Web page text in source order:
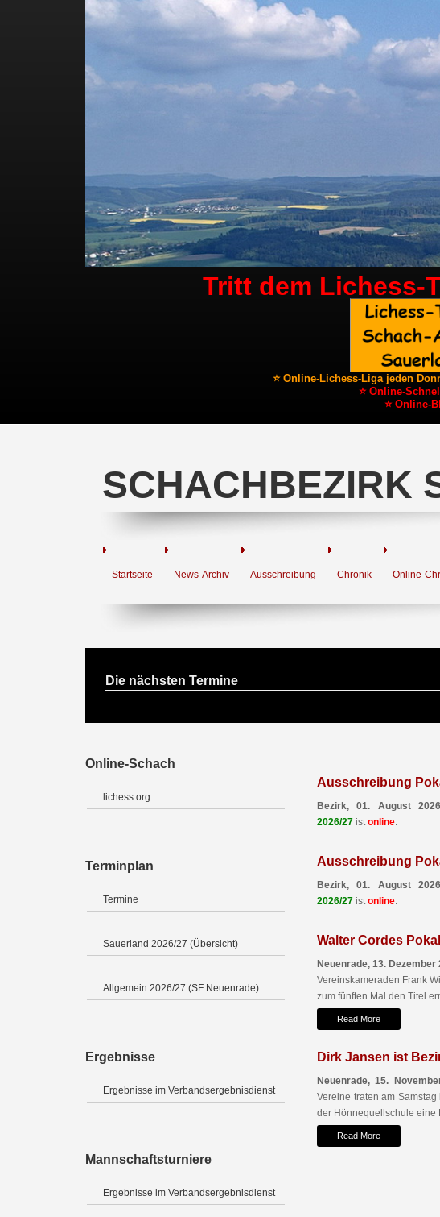
Tritt dem Lichess-
⭐ Online-Lichess-Liga jeden
⭐ Online-
⭐ Online-
SCHACHBEZIRK
Startseite News-Archiv Ausschreibung Chronik Online-
Die nächsten Termine
Online-Schach
lichess.org
Terminplan
Termine
Sauerland 2026/27 (Übersicht)
Allgemein 2026/27 (SF Neuenrade)
Ergebnisse
Ergebnisse im Verbandsergebnisdienst
Mannschaftsturniere
Ergebnisse im Verbandsergebnisdienst
Ausschreibung
Bezirk, 01. August
2026/27 ist online
Ausschreibung
Bezirk, 01. August
2026/27 ist online
Walter Cordes
Neuenrade, 13. Dezember
Vereinskameraden Frank
zum fünften Mal den Titel
Read More
Dirk Jansen ist
Neuenrade, 15.
Vereine traten am
der Hönnequellschule eine
Read More